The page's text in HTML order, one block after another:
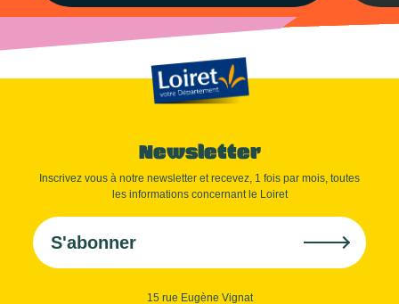
Newsletter
Inscrivez vous à notre newsletter et recevez, 1 fois par mois, toutes
les informations concernant le Loiret
S'abonner
15 rue Eugène Vignat